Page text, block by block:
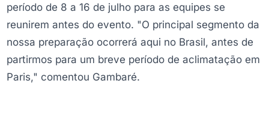
período de 8 a 16 de julho para as equipes se
reunirem antes do evento. "O principal segmento da
nossa preparação ocorrerá aqui no Brasil, antes de
partirmos para um breve período de aclimatação em
Paris," comentou Gambaré.